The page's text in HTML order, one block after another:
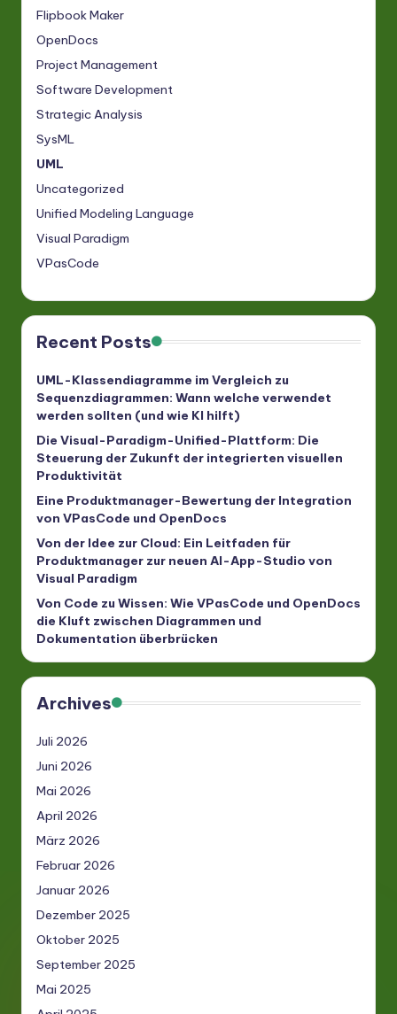
Flipbook Maker
OpenDocs
Project Management
Software Development
Strategic Analysis
SysML
UML
Uncategorized
Unified Modeling Language
Visual Paradigm
VPasCode
Recent Posts
UML-Klassendiagramme im Vergleich zu
Sequenzdiagrammen: Wann welche verwendet
werden sollten (und wie KI hilft)
Die Visual-Paradigm-Unified-Plattform: Die
Steuerung der Zukunft der integrierten visuellen
Produktivität
Eine Produktmanager-Bewertung der Integration
von VPasCode und OpenDocs
Von der Idee zur Cloud: Ein Leitfaden für
Produktmanager zur neuen AI-App-Studio von
Visual Paradigm
Von Code zu Wissen: Wie VPasCode und OpenDocs
die Kluft zwischen Diagrammen und
Dokumentation überbrücken
Archives
Juli 2026
Juni 2026
Mai 2026
April 2026
März 2026
Februar 2026
Januar 2026
Dezember 2025
Oktober 2025
September 2025
Mai 2025